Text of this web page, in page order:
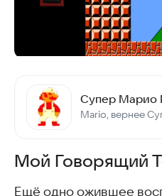
Супер Марио
Мой Говорящий
Ещё одно ожившее